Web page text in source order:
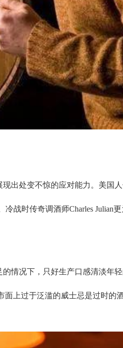
出处变不惊的应对能力。美国
战时传奇调酒师Charles Julian
情况下，只好生产口感清淡年轻
上过于泛滥的威士忌是过时的